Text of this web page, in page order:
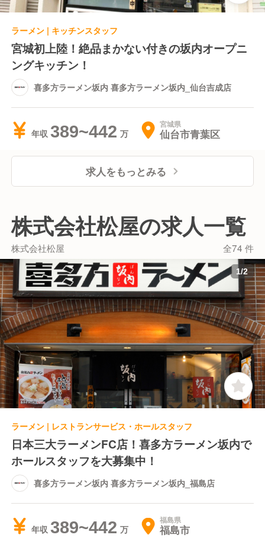
ラーメン | キッチンスタッフ
宮城初上陸！絶品まかない付きの坂内オープニ
ングキッチン！
喜多方ラーメン坂内 喜多方ラーメン坂内_仙台吉成店
年収 389~442 宮城県
仙台市青葉区
求人をもっとみる
株式会社松屋の求人一覧
株式会社松屋 全74 件
1/2
ラーメン | レストランサービス・ホールスタッフ
日本三大ラーメンFC店！喜多方ラーメン坂内で
ホールスタッフを大募集中！
喜多方ラーメン坂内 喜多方ラーメン坂内_福島店
年収 389~442 福島県
福島市